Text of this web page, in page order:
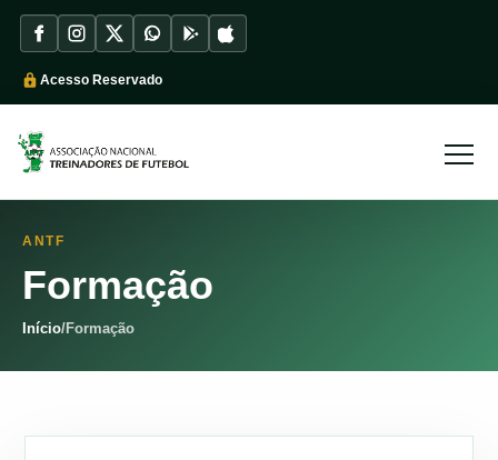
Acesso Reservado
ANTF
Formação
Início/Formação